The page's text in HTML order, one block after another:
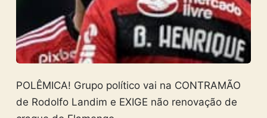
POLÊMICA! Grupo político vai na CONTRAMÃO
de Rodolfo Landim e EXIGE não renovação de